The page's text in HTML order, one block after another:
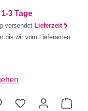
3 Tage
versendet Lieferzeit 5
bis wir vom Lieferanten